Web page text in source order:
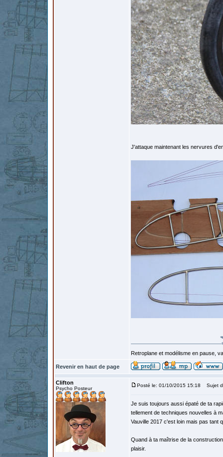
J'attaque maintenant les nervures
Retroplane et modélisme en pause,
Revenir en haut de page
Clifton
Psycho Posteur
Posté le: 01/10/2015 15:18 Sujet
Je suis toujours aussi épaté de ta
tellement de techniques nouvelles à
Vauville 2017 c'est loin mais pas tant
Quand à ta maîtrise de la
plaisir.